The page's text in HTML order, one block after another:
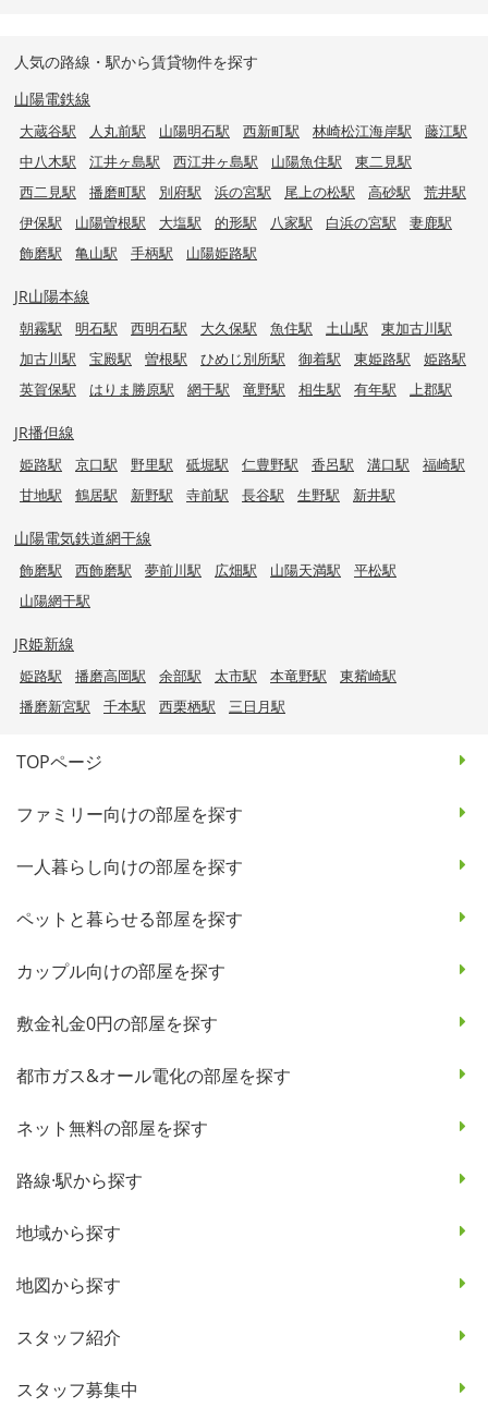
人気の路線・駅から賃貸物件を探す
山陽電鉄線
大蔵谷駅 人丸前駅 山陽明石駅 西新町駅 林崎松江海岸駅
藤江駅
中八木駅
江井ヶ島駅 西江井ヶ島駅 山陽魚住駅
東二見駅
西二見駅
播磨町駅 別府駅 浜の宮駅 尾上の松駅 高砂駅
荒井駅
伊保駅
山陽曽根駅 大塩駅 的形駅 八家駅 白浜の宮駅
妻鹿駅
飾磨駅
亀山駅 手柄駅 山陽姫路駅
JR山陽本線
朝霧駅 明石駅 西明石駅 大久保駅 魚住駅 土山駅
東加古川駅
加古川駅
宝殿駅 曽根駅 ひめじ別所駅 御着駅 東姫路駅
姫路駅
英賀保駅
はりま勝原駅 網干駅 竜野駅 相生駅 有年駅 上郡駅
JR播但線
姫路駅 京口駅 野里駅 砥堀駅 仁豊野駅 香呂駅 溝口駅
福崎駅
甘地駅
鶴居駅 新野駅 寺前駅 長谷駅 生野駅 新井駅
山陽電気鉄道網干線
飾磨駅 西飾磨駅 夢前川駅 広畑駅 山陽天満駅
平松駅
山陽網干駅
JR姫新線
姫路駅 播磨高岡駅 余部駅 太市駅 本竜野駅
東觜崎駅
播磨新宮駅
千本駅 西栗栖駅 三日月駅
TOPページ
ファミリー向けの部屋を探す
一人暮らし向けの部屋を探す
ペットと暮らせる部屋を探す
カップル向けの部屋を探す
敷金礼金0円の部屋を探す
都市ガス&オール電化の部屋を探す
ネット無料の部屋を探す
路線·駅から探す
地域から探す
地図から探す
スタッフ紹介
スタッフ募集中